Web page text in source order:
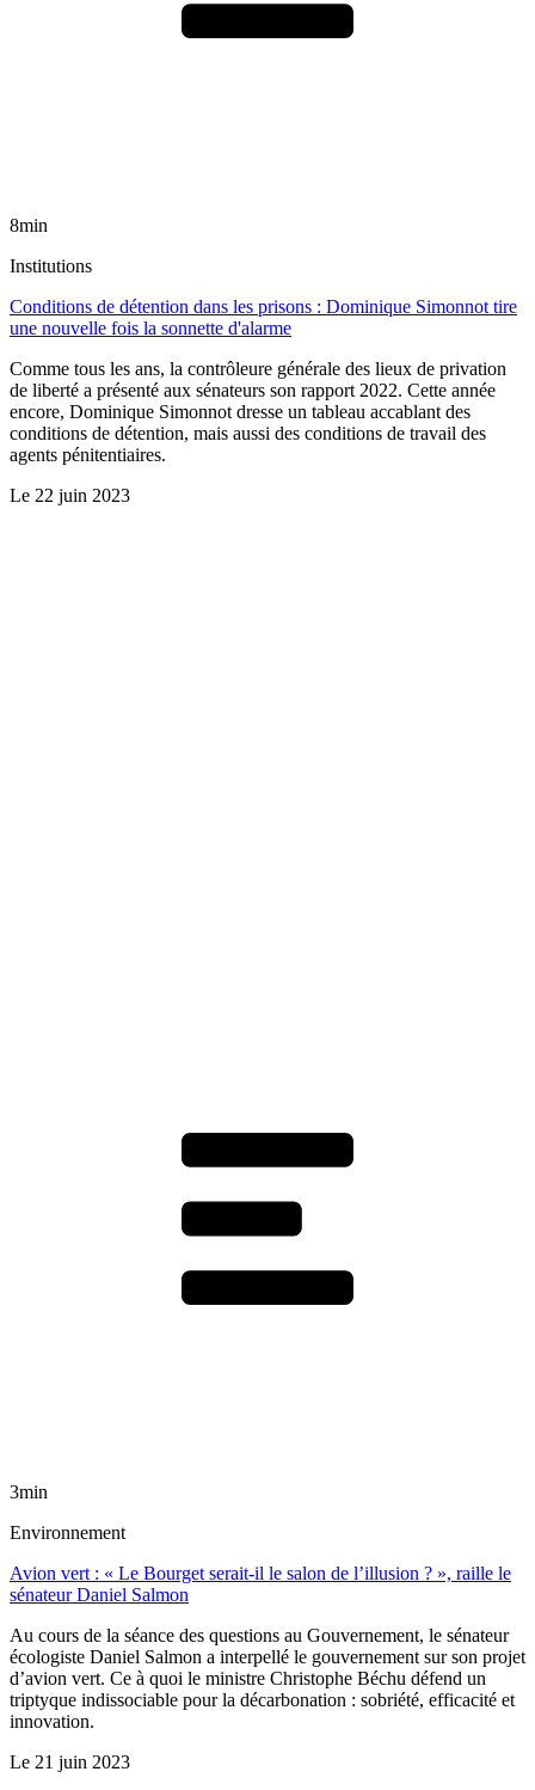
8min
Institutions
Conditions de détention dans les prisons : Dominique Simonnot tire
une nouvelle fois la sonnette d'alarme
Comme tous les ans, la contrôleure générale des lieux de privation
de liberté a présenté aux sénateurs son rapport 2022. Cette année
encore, Dominique Simonnot dresse un tableau accablant des
conditions de détention, mais aussi des conditions de travail des
agents pénitentiaires.
Le 22 juin 2023
3min
Environnement
Avion vert : « Le Bourget serait-il le salon de l’illusion ? », raille le
sénateur Daniel Salmon
Au cours de la séance des questions au Gouvernement, le sénateur
écologiste Daniel Salmon a interpellé le gouvernement sur son projet
d’avion vert. Ce à quoi le ministre Christophe Béchu défend un
triptyque indissociable pour la décarbonation : sobriété, efficacité et
innovation.
Le 21 juin 2023